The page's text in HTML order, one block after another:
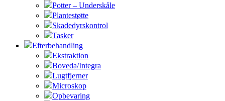
Potter – Underskåle
Plantestøtte
Skadedyrskontrol
Tasker
Efterbehandling
Ekstraktion
Boveda/Integra
Lugtfjerner
Microskop
Opbevaring